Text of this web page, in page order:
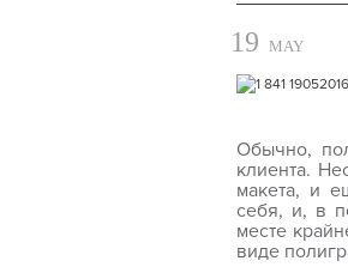
19 MAY
Обычно,
клиента.
макета, и
себя, и, в
месте
виде